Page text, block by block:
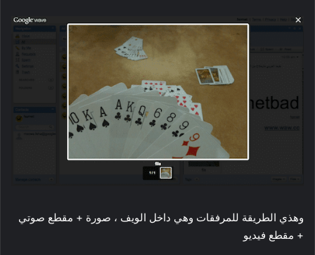
وهذي الطريقة للمرفقات وهي داخل الويف ، صورة + مقطع صوتي
+ مقطع فيديو